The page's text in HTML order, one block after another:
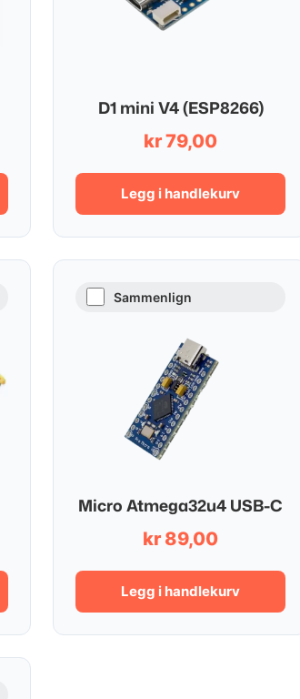
D1 mini V4 (ESP8266)
kr79,00
Legg i handlekurv
Sammenlign
Micro Atmega32u4 USB-C
kr 89,00
Legg i handlekurv